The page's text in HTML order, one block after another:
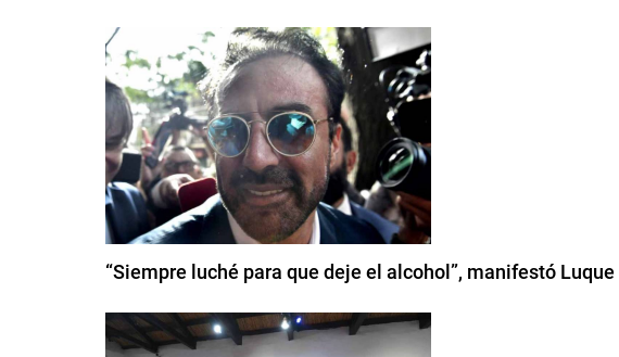
“Siempre luché para que deje el alcohol”, manifestó